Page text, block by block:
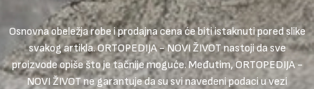
Osnovna obeležja robe i prodajna cena će biti istaknuti pored slike
svakog artikla. ORTOPEDIJA - NOVI ŽIVOT nastoji da sve
proizvode opiše što je tačnije moguće. Međutim, ORTOPEDIJA -
NOVI ŽIVOT ne garantuje da su svi navedeni podaci u vezi